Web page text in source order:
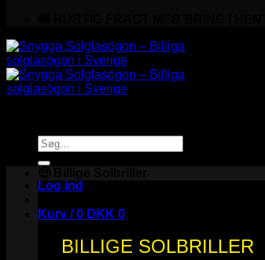
Søg
efter:
Log ind
Kurv /0 DKK 0
BILLIGE SOLBRILLER